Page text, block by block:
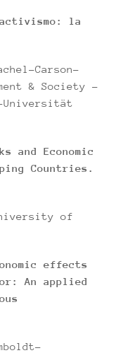
la
Carson-
& Society –
Universität
and Economic
Countries.
of
effects
An applied